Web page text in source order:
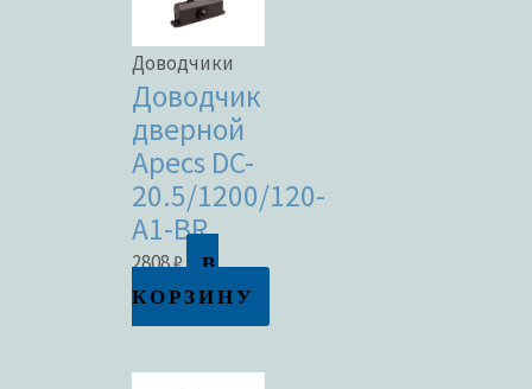
Доводчики
Доводчик
дверной
Apecs DC-
20.5/1200/120-
A1-BR
2808₽
В
КОРЗИНУ